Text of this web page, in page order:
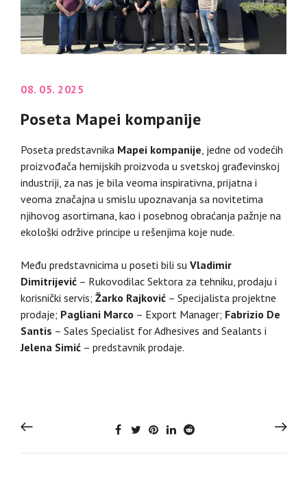
08. 05. 2025
Poseta Mapei kompanije
Poseta predstavnika Mapei kompanije , jedne od vodećih
proizvođača hemijskih proizvoda u svetskoj građevinskoj
industriji, za nas je bila veoma inspirativna, prijatna i
veoma značajna u smislu upoznavanja sa novitetima
njihovog asortimana, kao i posebnog obraćanja pažnje na
ekološki održive principe u rešenjima koje nude.
Među predstavnicima u poseti bili su Vladimir
Dimitrijević – Rukovodilac Sektora za tehniku, prodaju i
korisnički servis; Žarko Rajković – Specijalista projektne
prodaje; Pagliani Marco – Export Manager; Fabrizio De
Santis – Sales Specialist for Adhesives and Sealants i
Jelena Simić – predstavnik prodaje.